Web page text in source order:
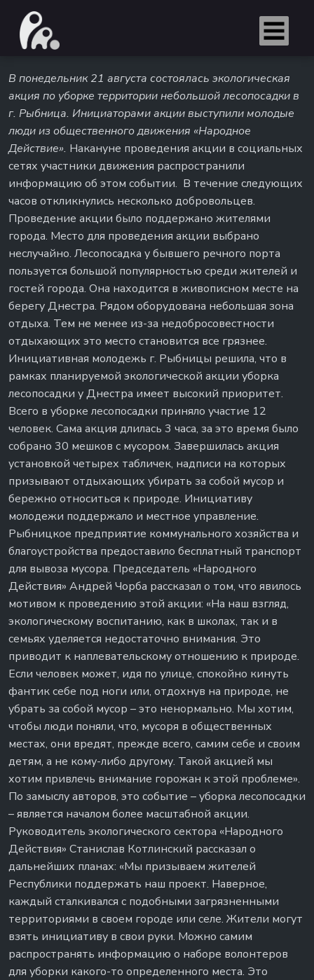
В понедельник 21 августа состоялась экологическая
акция по уборке территории небольшой лесопосадки в
г. Рыбница. Инициаторами акции выступили молодые
люди из общественного движения «Народное
Действие». Накануне проведения акции в социальных
сетях участники движения распространили
информацию об этом событии. В течение следующих
часов откликнулись несколько добровольцев.
Проведение акции было поддержано жителями
города. Место для проведения акции выбрано
неслучайно. Лесопосадка у бывшего речного порта
пользуется большой популярностью среди жителей и
гостей города. Она находится в живописном месте на
берегу Днестра. Рядом оборудована небольшая зона
отдыха. Тем не менее из-за недобросовестности
отдыхающих это место становится все грязнее.
Инициативная молодежь г. Рыбницы решила, что в
рамках планируемой экологической акции уборка
лесопосадки у Днестра имеет высокий приоритет.
Всего в уборке лесопосадки приняло участие 12
человек. Сама акция длилась 3 часа, за это время было
собрано 30 мешков с мусором. Завершилась акция
установкой четырех табличек, надписи на которых
призывают отдыхающих убирать за собой мусор и
бережно относиться к природе. Инициативу
молодежи поддержало и местное управление.
Рыбницкое предприятие коммунального хозяйства и
благоустройства предоставило бесплатный транспорт
для вывоза мусора. Председатель «Народного
Действия» Андрей Чорба рассказал о том, что явилось
мотивом к проведению этой акции: «На наш взгляд,
экологическому воспитанию, как в школах, так и в
семьях уделяется недостаточно внимания. Это
приводит к наплевательскому отношению к природе.
Если человек может, идя по улице, спокойно кинуть
фантик себе под ноги или, отдохнув на природе, не
убрать за собой мусор – это ненормально. Мы хотим,
чтобы люди поняли, что, мусоря в общественных
местах, они вредят, прежде всего, самим себе и своим
детям, а не кому-либо другому. Такой акцией мы
хотим привлечь внимание горожан к этой проблеме».
По замыслу авторов, это событие – уборка лесопосадки
– является началом более масштабной акции.
Руководитель экологического сектора «Народного
Действия» Станислав Котлинский рассказал о
дальнейших планах: «Мы призываем жителей
Республики поддержать наш проект. Наверное,
каждый сталкивался с подобными загрязненными
территориями в своем городе или селе. Жители могут
взять инициативу в свои руки. Можно самим
распространять информацию о наборе волонтеров
для уборки какого-то определенного места. Это